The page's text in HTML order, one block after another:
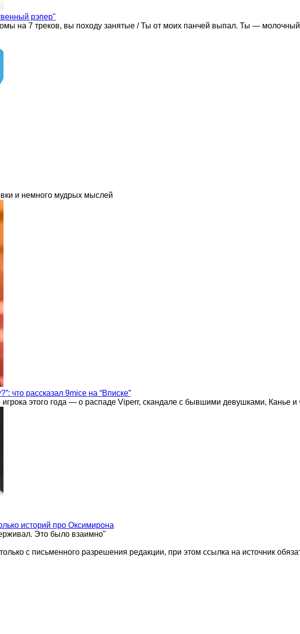
рэпер"
на 7 треков, вы походу занятые / Ты от моих панчей выпал. Ты —
и немного мудрых мыслей
что рассказал 9mice на “Вписке”
игрока этого года — о распаде Viperr, скандале с бывшими девушками, Канье
историй про Оксимирона
Это было взаимно"
с письменного разрешения редакции, при этом ссылка на источник